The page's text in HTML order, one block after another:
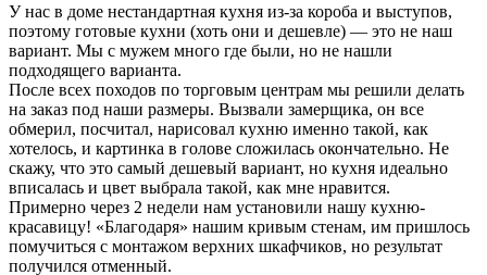
У нас в доме нестандартная кухня из-за короба и выступов,
поэтому готовые кухни (хоть они и дешевле) — это не наш
вариант. Мы с мужем много где были, но не нашли
подходящего варианта.
После всех походов по торговым центрам мы решили делать
на заказ под наши размеры. Вызвали замерщика, он все
обмерил, посчитал, нарисовал кухню именно такой, как
хотелось, и картинка в голове сложилась окончательно. Не
скажу, что это самый дешевый вариант, но кухня идеально
вписалась и цвет выбрала такой, как мне нравится.
Примерно через 2 недели нам установили нашу кухню-
красавицу! «Благодаря» нашим кривым стенам, им пришлось
помучиться с монтажом верхних шкафчиков, но результат
получился отменный.